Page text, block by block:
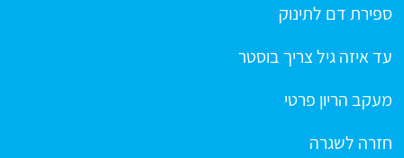
ספירת דם לתינוק
עד איזה גיל צריך בוסטר
מעקב הריון פרטי
חזרה לשגרה